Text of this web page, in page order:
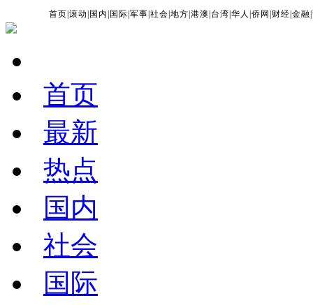
首页 |滚动 国内 国际 |军事 |社会 |地方 |港澳 台湾 |华人 |侨网 财经 |金融 |
首页
最新
热点
国内
社会
国际